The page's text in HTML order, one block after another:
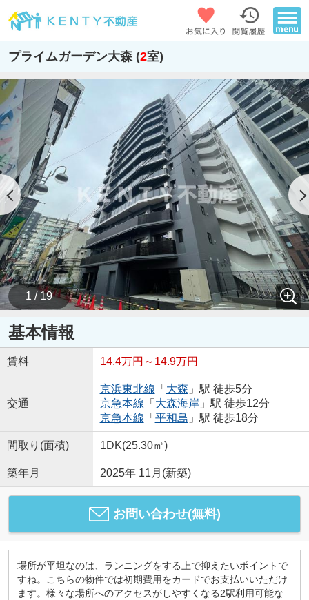
プライムガーデン大森 (2室)
1 / 19
基本情報
賃料 14.4万円～14.9万円
交通
京浜東北線 「 大森 」駅 徒歩5分
京急本線 「 大森海岸 」駅 徒歩12分
京急本線 「 平和島 」駅 徒歩18分
間取り(面積) 1DK(25.30㎡)
築年月 2025年 11月(新築)
お問い合わせ(無料)
場所が平坦なのは、ランニングをする上で抑えたいポイントで
すね。こちらの物件では初期費用をカードでお支払いいただけ
ます。様々な場所へのアクセスがしやすくなる2駅利用可能な